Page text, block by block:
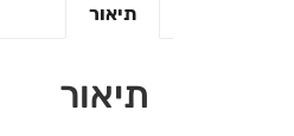
תיאור
תיאור